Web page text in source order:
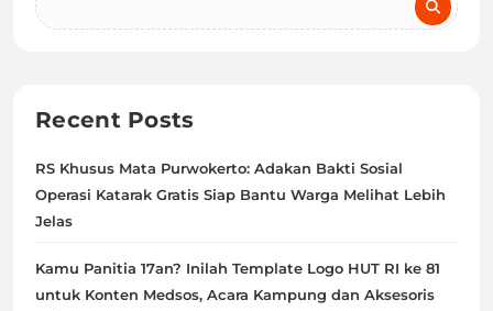
Recent Posts
RS Khusus Mata Purwokerto: Adakan Bakti Sosial
Operasi Katarak Gratis Siap Bantu Warga Melihat Lebih
Jelas
Kamu Panitia 17an? Inilah Template Logo HUT RI ke 81
untuk Konten Medsos, Acara Kampung dan Aksesoris